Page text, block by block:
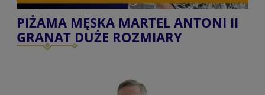
PIŻAMA MĘSKA MARTEL ANTONI II
GRANAT DUŻE ROZMIARY